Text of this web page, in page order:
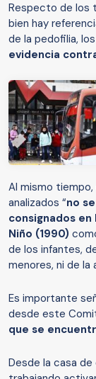
Respecto de los
bien hay
de la pedofilia,
evidencia
Al mismo
analizados “no
consignados
Niño (1990)
de los infantes,
menores, ni de la
Es importante
desde este
que se
Desde la casa